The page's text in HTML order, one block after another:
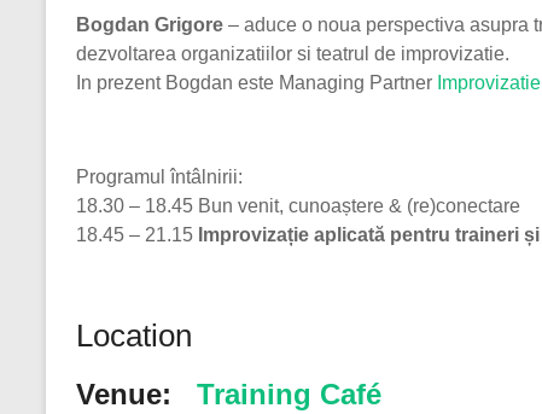
Bogdan Grigore – aduce o noua perspectiva asupra
dezvoltarea organizatiilor si teatrul de improvizatie.
In prezent Bogdan este Managing Partner
Programul întâlnirii:
18.30 – 18.45 Bun venit, cunoaștere & (re)conectare
18.45 – 21.15 Improvizație aplicată pentru traineri
Location
Venue: Training Café